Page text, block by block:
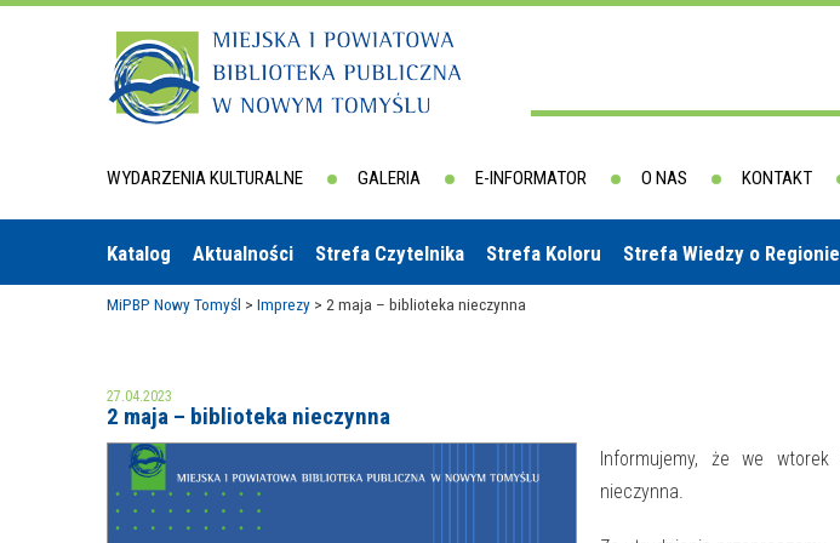
WYDARZENIA KULTURALNE GALERIA E-INFORMATOR O NAS KONTAKT
Katalog Aktualności Strefa Czytelnika Strefa Koloru Strefa Wiedzy o Regionie
MiPBP Nowy Tomyśl > Imprezy > 2 maja – biblioteka nieczynna
27.04.2023
2 maja – biblioteka nieczynna
Informujemy, że we wtorek
nieczynna.